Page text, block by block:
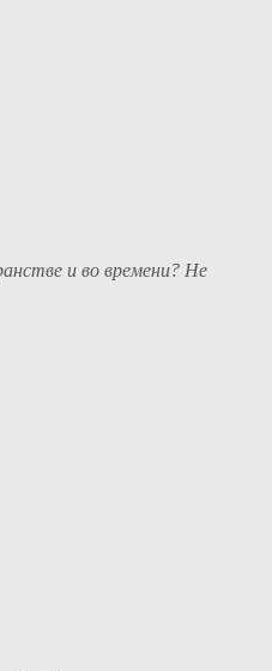
и во времени? Не